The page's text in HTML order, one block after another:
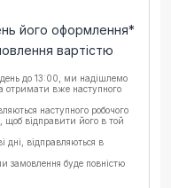
його оформлення*
вартістю
до 13:00, ми надішлемо
отримати вже наступного
наступного робочого
відправити його в той
дні, відправляються в
буде повністю